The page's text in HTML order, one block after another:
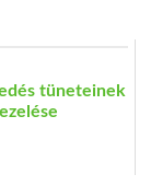
tüneteinek